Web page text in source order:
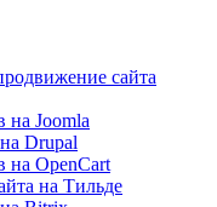
сайта
на Joomla
Drupal
на OpenCart
на Тильде